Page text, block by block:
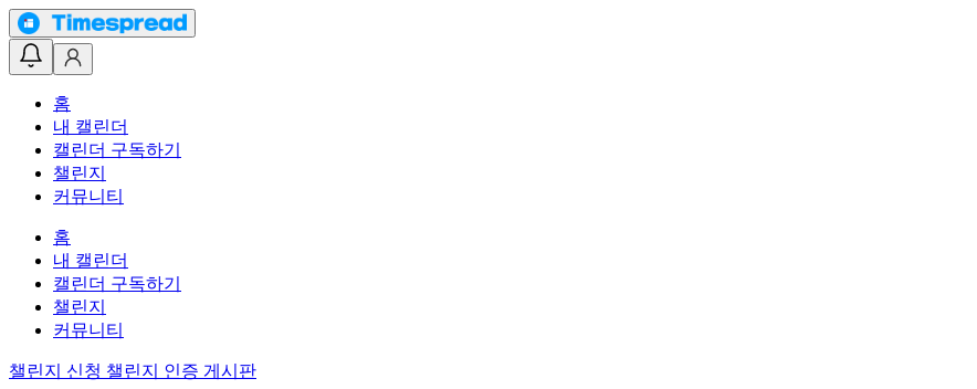
홈
내 캘린더
캘린더 구독하기
챌린지
커뮤니티
홈
내 캘린더
캘린더 구독하기
챌린지
커뮤니티
챌린지 신청 챌린지 인증 게시판